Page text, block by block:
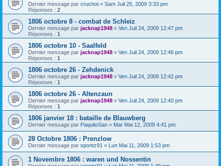
Dernier message par cruchot « Sam Juil 25, 2009 3:33 pm
Réponses : 2
1806 octobre 8 - combat de Schleiz
Dernier message par jacknap1948 « Ven Juil 24, 2009 12:47 pm
Réponses : 1
1806 octobre 10 - Saalfeld
Dernier message par jacknap1948 « Ven Juil 24, 2009 12:46 pm
Réponses : 1
1806 octobre 26 - Zehdenick
Dernier message par jacknap1948 « Ven Juil 24, 2009 12:42 pm
Réponses : 1
1806 octobre 26 - Altenzaun
Dernier message par jacknap1948 « Ven Juil 24, 2009 12:40 pm
Réponses : 1
1806 janvier 18 : bataille de Blauwberg
Dernier message par PaquitoSan « Mar Mai 12, 2009 4:41 pm
28 Octobre 1806 : Prenzlow
Dernier message par spontz91 « Lun Mai 11, 2009 1:53 pm
1 Novembre 1806 : waren und Nossentin